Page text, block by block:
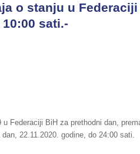
o stanju u Federaciji
sati.-
Federaciji BiH za prethodni dan,
22.11.2020. godine, do 24:00 sati.